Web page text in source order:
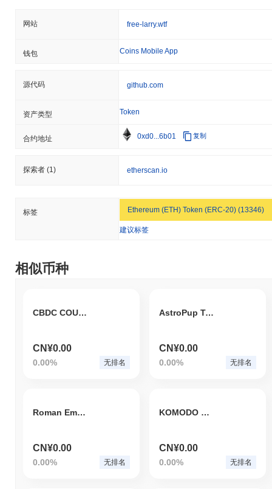
网站 free-larry.wtf
钱包 Coins Mobile App
源代码 github.com
资产类型 Token
合约地址 0xd0...6b01 复制
探索者 (1) etherscan.io
标签 Ethereum (ETH) Token (ERC-20) (13346)
建议标签
相似币种
CBDC COUNCIL
CN¥0.00
0.00% 无排名
AstroPup Token
CN¥0.00
0.00% 无排名
Roman Empire
CN¥0.00
0.00% 无排名
KOMODO DRAGON
CN¥0.00
0.00% 无排名